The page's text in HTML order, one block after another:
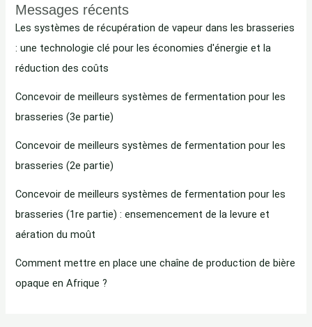
Messages récents
Les systèmes de récupération de vapeur dans les brasseries
: une technologie clé pour les économies d'énergie et la
réduction des coûts
Concevoir de meilleurs systèmes de fermentation pour les
brasseries (3e partie)
Concevoir de meilleurs systèmes de fermentation pour les
brasseries (2e partie)
Concevoir de meilleurs systèmes de fermentation pour les
brasseries (1re partie) : ensemencement de la levure et
aération du moût
Comment mettre en place une chaîne de production de bière
opaque en Afrique ?